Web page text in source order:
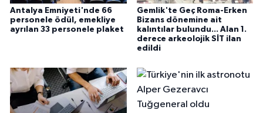
Antalya Emniyeti'nde 66
personele ödül, emekliye
ayrılan 33 personele plaket
Gemlik'te Geç Roma-Erken
Bizans dönemine ait
kalıntılar bulundu... Alan 1.
derece arkeolojik SİT ilan
edildi